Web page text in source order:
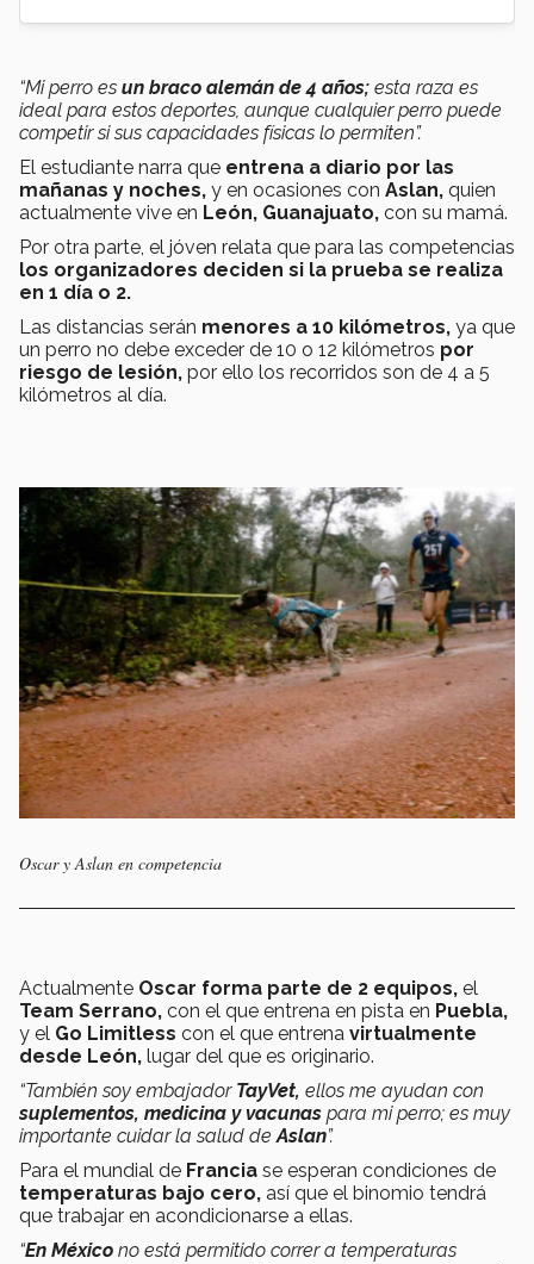
“Mi perro es un braco alemán de 4 años; esta raza es
ideal para estos deportes, aunque cualquier perro puede
competir si sus capacidades físicas lo permiten”.
El estudiante narra que entrena a diario por las
mañanas y noches, y en ocasiones con Aslan, quien
actualmente vive en León, Guanajuato, con su mamá.
Por otra parte, el jóven relata que para las competencias
los organizadores deciden si la prueba se realiza
en 1 día o 2.
Las distancias serán menores a 10 kilómetros, ya que
un perro no debe exceder de 10 o 12 kilómetros por
riesgo de lesión, por ello los recorridos son de 4 a 5
kilómetros al día.
Oscar y Aslan en competencia
Actualmente Oscar forma parte de 2 equipos, el
Team Serrano, con el que entrena en pista en Puebla,
y el Go Limitless con el que entrena virtualmente
desde León, lugar del que es originario.
“También soy embajador TayVet, ellos me ayudan con
suplementos, medicina y vacunas para mi perro; es muy
importante cuidar la salud de Aslan”.
Para el mundial de Francia se esperan condiciones de
temperaturas bajo cero, así que el binomio tendrá
que trabajar en acondicionarse a ellas.
“En México no está permitido correr a temperaturas